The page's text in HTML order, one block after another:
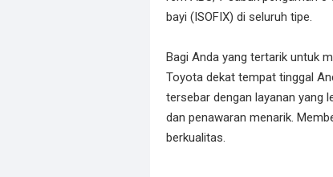
bayi (ISOFIX) di seluruh tipe.
Bagi Anda yang tertarik untuk
Toyota dekat tempat tinggal
tersebar dengan layanan yang
dan penawaran menarik.
berkualitas.